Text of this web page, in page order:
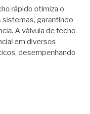
rápido otimiza o
garantindo
A válvula de fecho
em diversos
desempenhando